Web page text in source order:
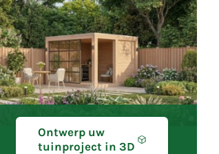
Ontwerp uw
tuinproject in 3D